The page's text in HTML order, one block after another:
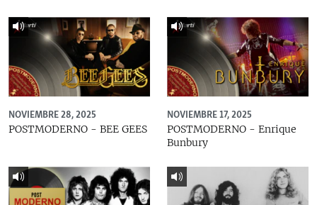
NOVIEMBRE 28, 2025
POSTMODERNO - BEE GEES
NOVIEMBRE 17, 2025
POSTMODERNO - Enrique
Bunbury